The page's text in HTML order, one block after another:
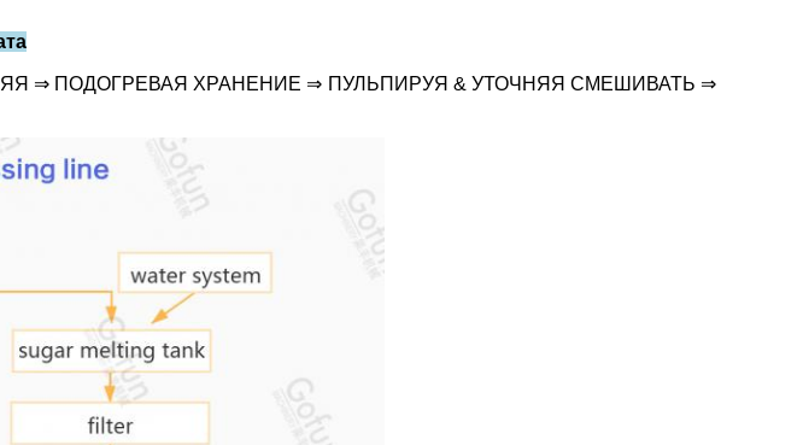
⇒ ПОДОГРЕВАЯ ХРАНЕНИЕ ⇒ ПУЛЬПИРУЯ & УТОЧНЯЯ СМЕШИВАТЬ ⇒